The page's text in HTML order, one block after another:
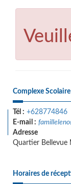
Complexe
Tél : +628774846
E-mail :
Adresse
Quartier Bellevue
Horaires de